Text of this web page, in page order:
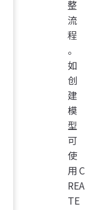
整
流
程
。
如
创
建
模
型
可
使
用C
REA
TE